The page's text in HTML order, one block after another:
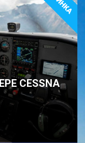
CESSNA